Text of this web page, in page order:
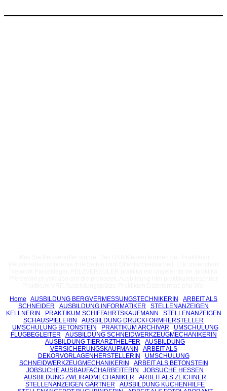
Home
AUSBILDUNG BERGVERMESSUNGSTECHNIKERIN
ARBEIT ALS
SCHNEIDER
AUSBILDUNG INFORMATIKER
STELLENANZEIGEN
KELLNERIN
PRAKTIKUM SCHIFFAHRTSKAUFMANN
STELLENANZEIGEN
SCHAUSPIELERIN
AUSBILDUNG DRUCKFORMHERSTELLER
UMSCHULUNG BETONSTEIN
PRAKTIKUM ARCHIVAR
UMSCHULUNG
FLUGBEGLEITER
AUSBILDUNG SCHNEIDWERKZEUGMECHANIKERIN
AUSBILDUNG TIERARZTHELFER
AUSBILDUNG
VERSICHERUNGSKAUFMANN
ARBEIT ALS
DEKORVORLAGENHERSTELLERIN
UMSCHULUNG
SCHNEIDWERKZEUGMECHANIKERIN
ARBEIT ALS BETONSTEIN
JOBSUCHE AUSBAUFACHARBEITERIN
JOBSUCHE HESSEN
AUSBILDUNG ZWEIRADMECHANIKER
ARBEIT ALS ZEICHNER
STELLENANZEIGEN GÄRTNER
AUSBILDUNG KÜCHENHILFE